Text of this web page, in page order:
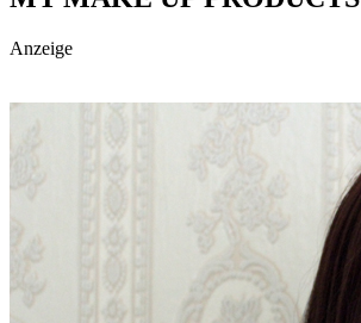
social topics
Anzeige